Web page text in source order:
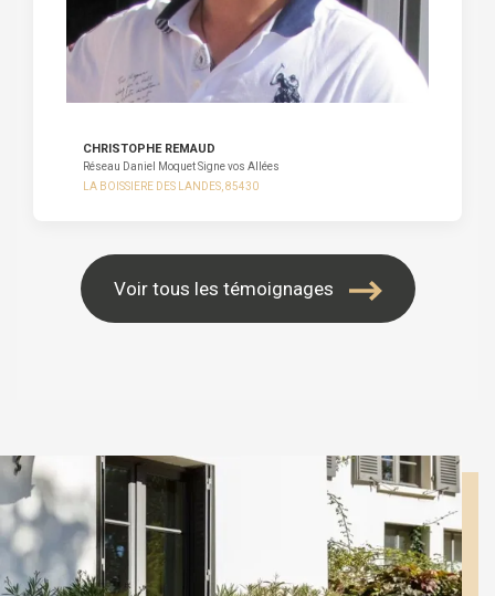
CHRISTOPHE REMAUD
Réseau Daniel Moquet Signe vos Allées
LA BOISSIERE DES LANDES, 85430
Voir tous les témoignages